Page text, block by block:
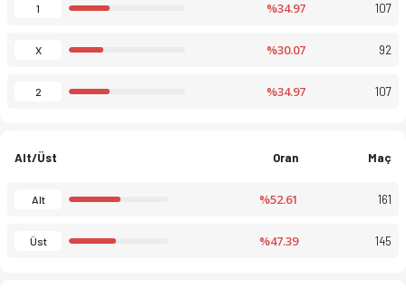
1 %34.97 107
X %30.07 92
2 %34.97 107
Alt/Üst Oran Maç
Alt %52.61 161
Üst %47.39 145